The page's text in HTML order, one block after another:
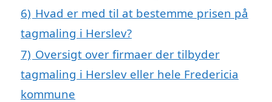
6) Hvad er med til at bestemme prisen på
tagmaling i Herslev?
7) Oversigt over firmaer der tilbyder
tagmaling i Herslev eller hele Fredericia
kommune